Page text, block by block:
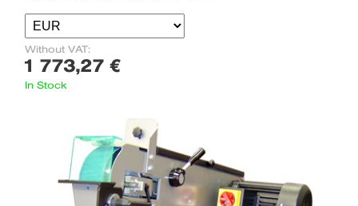
Without VAT:
1 773,27 €
In Stock